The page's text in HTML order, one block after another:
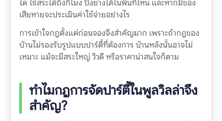
ใด ใช้สระได้ถึงกี่โมง ปิ้งย่างได้ในพื้นที่ไหน และหากมีของ
เสียหายจะประเมินค่าใช้จ่ายอย่างไร
การเข้าใจกฎตั้งแต่ก่อนจองจึงสำคัญมาก เพราะถ้ากฎของ
บ้านไม่รองรับรูปแบบปาร์ตี้ที่ต้องการ บ้านหลังนั้นอาจไม่
เหมาะ แม้จะมีสระใหญ่ วิวดี หรือราคาน่าสนใจก็ตาม
ทำไมกฎการจัดปาร์ตี้ในพูลวิลล่าจึง
สำคัญ?